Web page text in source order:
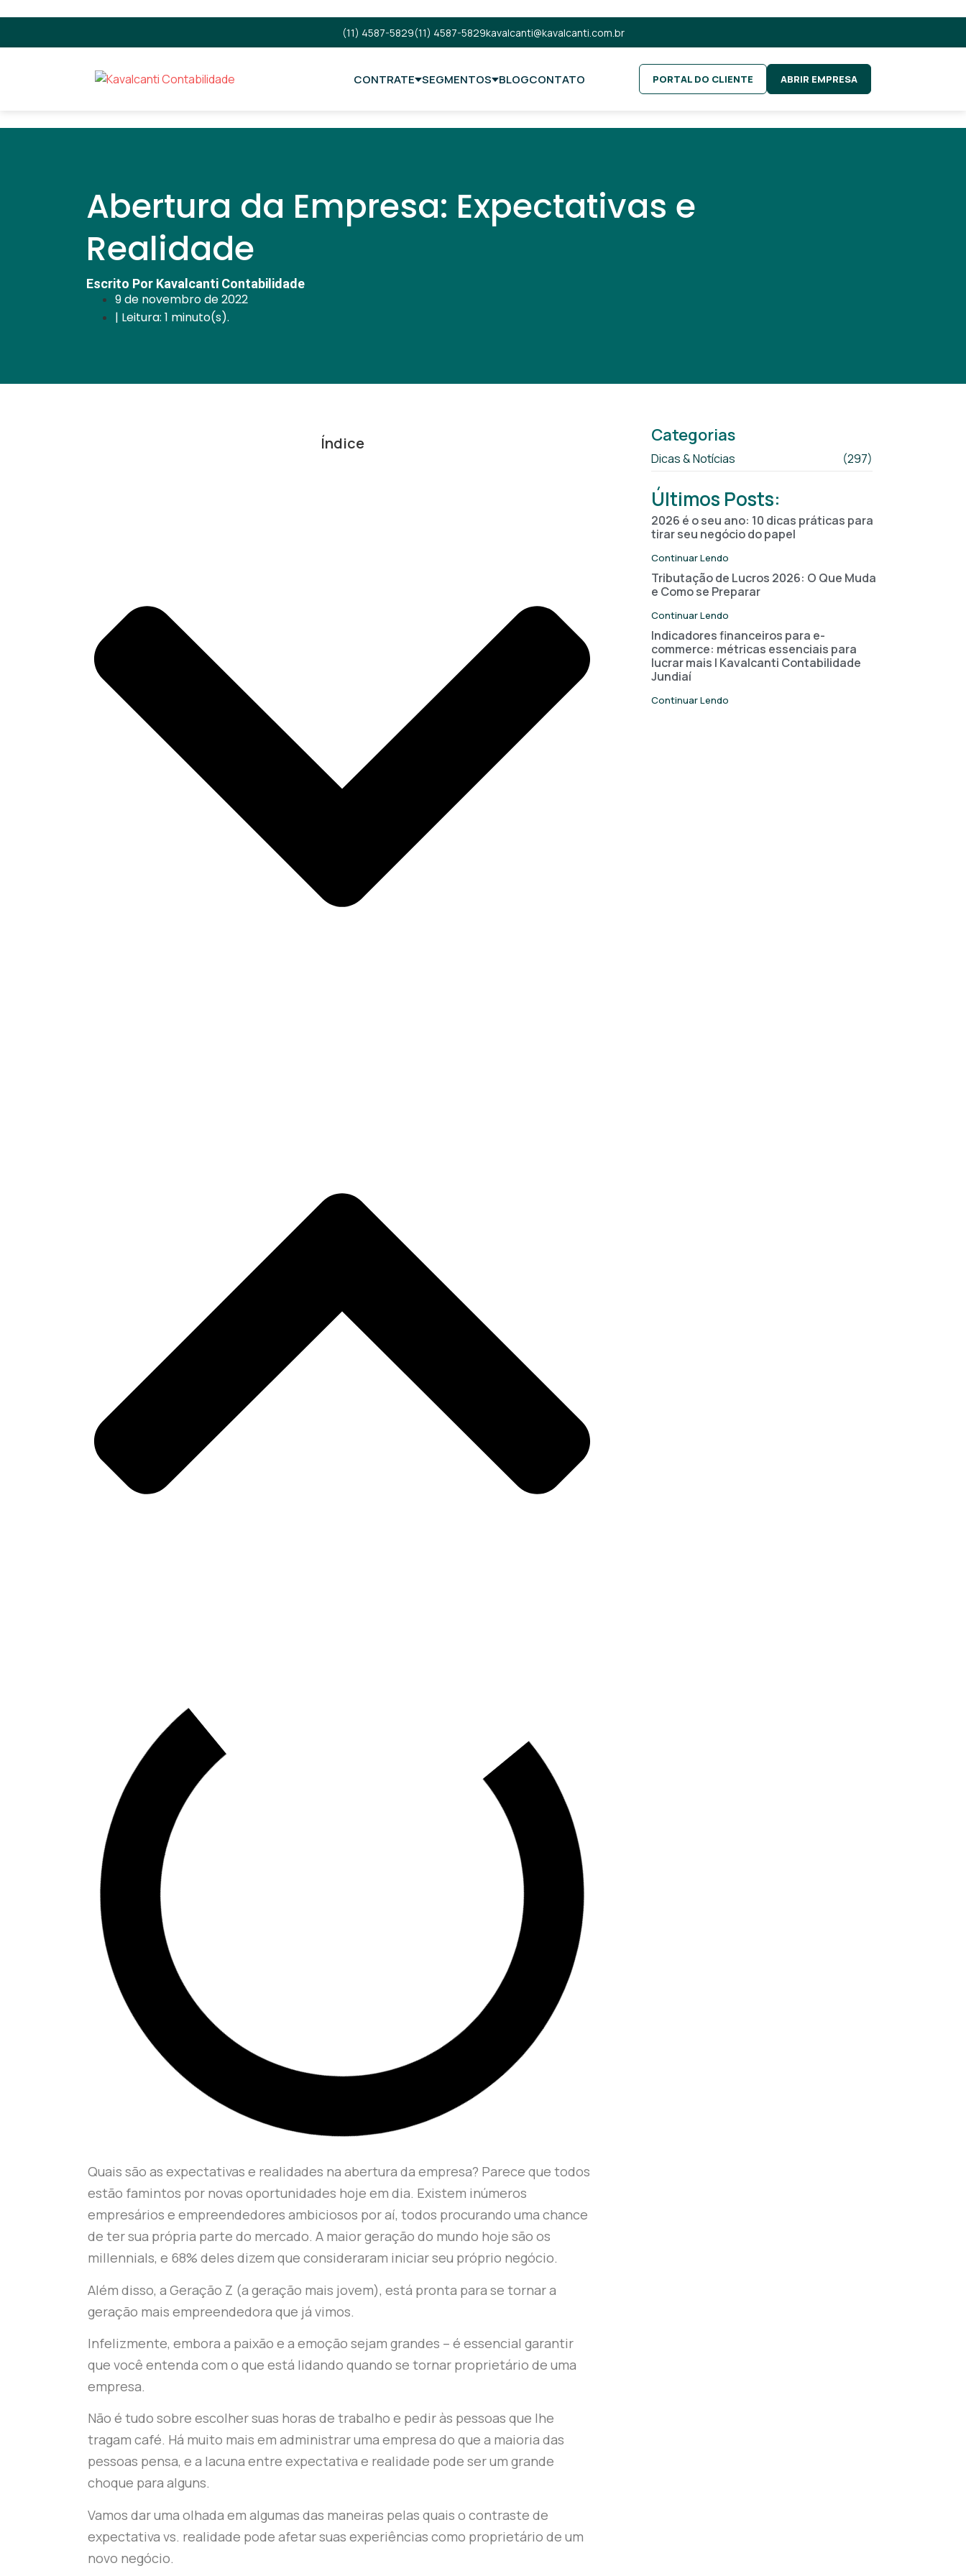
(11) 4587-5829(11) 4587-5829kavalcanti@kavalcanti.com.br
CONTRATE SEGMENTOS BLOGCONTATO PORTAL DO CLIENTE ABRIR EMPRESA
Abertura da Empresa: Expectativas e
Realidade
Escrito Por Kavalcanti Contabilidade
9 de novembro de 2022
| Leitura: 1 minuto(s).
Índice
Quais são as expectativas e realidades na abertura da empresa? Parece que todos
estão famintos por novas oportunidades hoje em dia. Existem inúmeros
empresários e empreendedores ambiciosos por aí, todos procurando uma chance
de ter sua própria parte do mercado. A maior geração do mundo hoje são os
millennials, e 68% deles dizem que consideraram iniciar seu próprio negócio.
Além disso, a Geração Z (a geração mais jovem), está pronta para se tornar a
geração mais empreendedora que já vimos.
Infelizmente, embora a paixão e a emoção sejam grandes – é essencial garantir
que você entenda com o que está lidando quando se tornar proprietário de uma
empresa.
Não é tudo sobre escolher suas horas de trabalho e pedir às pessoas que lhe
tragam café. Há muito mais em administrar uma empresa do que a maioria das
pessoas pensa, e a lacuna entre expectativa e realidade pode ser um grande
choque para alguns.
Vamos dar uma olhada em algumas das maneiras pelas quais o contraste de
expectativa vs. realidade pode afetar suas experiências como proprietário de um
novo negócio.
Categorias
Dicas & Notícias (297)
Últimos Posts:
2026 é o seu ano: 10 dicas práticas para
tirar seu negócio do papel
Continuar Lendo
Tributação de Lucros 2026: O Que Muda
e Como se Preparar
Continuar Lendo
Indicadores financeiros para e-
commerce: métricas essenciais para
lucrar mais | Kavalcanti Contabilidade
Jundiaí
Continuar Lendo